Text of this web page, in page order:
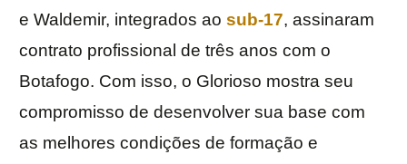
e Waldemir, integrados ao sub-17, assinaram
contrato profissional de três anos com o
Botafogo. Com isso, o Glorioso mostra seu
compromisso de desenvolver sua base com
as melhores condições de formação e